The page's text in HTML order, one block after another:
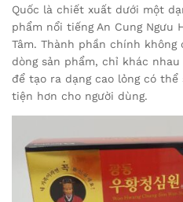
Quốc là chiết xuất dưới một
phẩm nổi tiếng An Cung Ngưu
Tâm. Thành phần chính không
dòng sản phẩm, chỉ khác
để tạo ra dạng cao lỏng có thể
tiện hơn cho người dùng.